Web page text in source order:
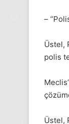
–
Üstel,
polis
Üstel,